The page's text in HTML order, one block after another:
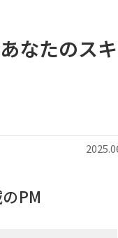
あなたのス
PM